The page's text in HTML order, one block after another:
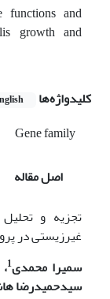
functions and
growth and
کلیدواژه‌ها
Gene family
اصل مقاله
تجزیه و
غیرزیستیدر
سمیرا محمدی1
سیدحمیدرضا